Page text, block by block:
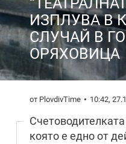
ИЗПЛУВА В
СЛУЧАЙ В
ОРЯХОВИЦА
от PlovdivTime 10:42,
която е едно от